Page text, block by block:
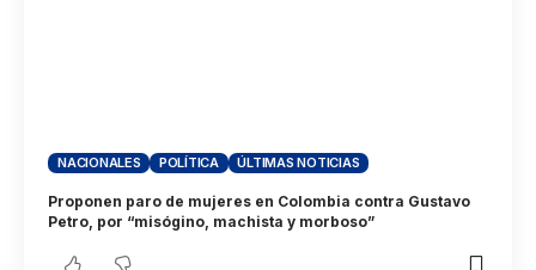
NACIONALES POLÍTICA ÚLTIMAS NOTICIAS
Proponen paro de mujeres en Colombia contra Gustavo
Petro, por “misógino, machista y morboso”